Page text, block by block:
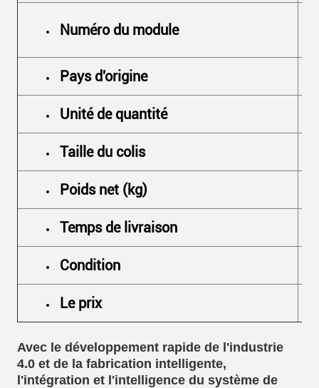
SOUMETTRE
Numéro du module
Pays d'origine
Unité de quantité
Taille du colis
Poids net (kg)
Temps de livraison
Condition
Le prix
Avec le développement rapide de l'industrie
4.0 et de la fabrication intelligente,
l'intégration et l'intelligence du système de